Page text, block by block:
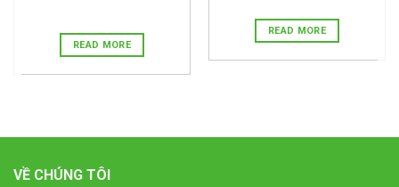
READ MORE
READ MORE
VỀ CHÚNG TÔI